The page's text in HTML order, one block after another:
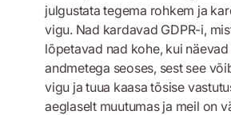
julgustata tegema rohkem ja
vigu. Nad kardavad GDPR-i,
lõpetavad nad kohe, kui
andmetega seoses, sest see
vigu ja tuua kaasa tõsise
aeglaselt muutumas ja meil on